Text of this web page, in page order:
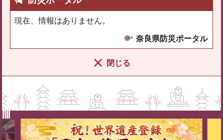
現在、情報はありません。
奈良県防災ポータル
閉じる